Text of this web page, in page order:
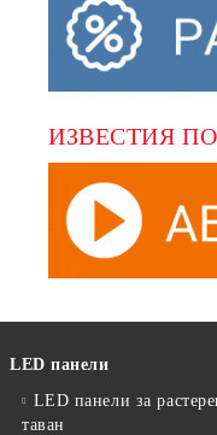
ИЗВЕСТИЯ
LED панели
LED панели за
таван